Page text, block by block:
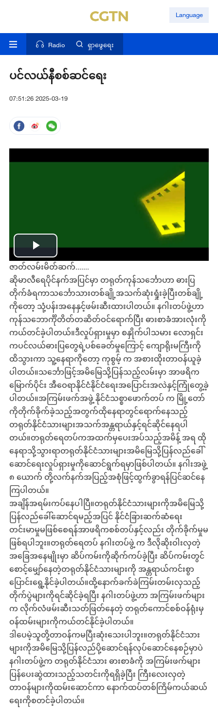
Language
Radio ရှာဖွေရေး
ပင်လယ်နီစစ်ဆင်ရေး
07:51:26 2025-03-19
Play
Video
ဇာတ်လမ်းမိတ်ဆက်.......
ဆိုမာလီရေပိုင်နက်အပြင်မှာ တရုတ်ကုန်သင်္ဘောဟာ ဓားပြ
တိုက်ခံရကာသင်္ဘောသားတစ်ချို့အသက်ဆုံးရှုံးခဲ့ပြီးတစ်ချို့
ကိုတော့ သုံ့ပန်းအနေနှင့်ဖမ်းဆီးထားပါတယ်။ နဂါးတပ်ဖွဲ့ဟာ
ကုန်သဘောင်္ကိုတိတ်တဆိတ်ဝင်ရောက်ပြီး ဓားစာခံအားလုံးကို
ကယ်တင်ခဲ့ပါတယ်။ဒီလှုပ်ရှားမှုမှာ စနှိုက်ပါသမား လောရှင်း
ကပင်လယ်ဓားပြတွေရဲ့ပစ်ခေတ်မှုကြောင့် ကျောရိုးမကြီးကို
ထိသွားကာ သူ့နေရာကိုတော့ ကုစွမ့် က အစားထိုးတာဝန်ယူခဲ့
ပါတယ်။သင်္ဘောဖြင့်အမိမြေသို့ပြန်သည့်လမ်းမှာ အာဖရိက
မြောက်ပိုင်း အီဝေရာနိုင်ငံနိုင်ငံရေးအပြောင်းအလဲနှင့်ကြုံတွေ့ခဲ့
ပါတယ်။အကြမ်းဖက်အဖွဲ့ နိုင်ငံသစ္စာဖောက်တပ် က မြို့တော်
ကိုတိုက်ခိုက်ခဲ့သည့်အတွက်ထိုနေရာတွင်ရောက်နေသည့်
တရုတ်နိုင်ငံသားများအသက်အန္တရာယ်နှင့်ရင်ဆိုင်နေရပါ
တယ်။တရုတ်ရေတပ်ကအထက်မှပေးအပ်သည့်အမိန့် အရ ထို
နေရာသို့သွားရာတရုတ်နိုင်ငံသားများအမိမြေသို့ပြန်လည်ခေါ်
ဆောင်ရေးလှုပ်ရှားမှုကိုဆောင်ရွက်ရမှာဖြစ်ပါတယ်။ နဂါးအဖွဲ့
၈ ယောက် တို့လက်နက်အပြည့်အစုံဖြင့်ထွက်ခွာရန်ပြင်ဆင်နေ
ကြပါတယ်။
အချိန်အရမ်းကပ်နေပါပြီ။တရုတ်နိုင်ငံသားများကိုအမိမြေသို့
ပြန်လည်ခေါ်ဆောင်ရမည့်အပြင် နိုင်ငံခြားဆက်ဆံရေး
တင်းမာမှုမဖြစ်စေရန်အာဖရိကစစ်တပ်နှင့်လည်း တိုက်ခိုက်မှုမ
ဖြစ်ရပါဘူး။တရုတ်ရေတပ် နဂါးတပ်ဖွဲ့ က ဒီလိုဆိုးဝါးလှတဲ့
အခြေအနေမျိုးမှာ ဆိပ်ကမ်းကိုဆိုက်ကပ်ခဲ့ပြီး ဆိပ်ကမ်းတွင်
စောင့်မျှော်နေတဲ့တရုတ်နိုင်ငံသားများကို အန္တရာယ်ကင်းစွာ
ပြောင်းရွေ့နိုင်ခဲ့ပါတယ်။ထို့နောက်ခက်ခဲကြမ်းတမ်းလှသည့်
တိုက်ပွဲများကိုရင်ဆိုင်ခဲ့ရပြီး နဂါးတပ်ဖွဲ့ဟာ အကြမ်းဖက်များ
က လိုက်လံဖမ်းဆီးသတ်ဖြတ်နေတဲ့ တရုတ်ကောင်စစ်ဝန်ရုံးမှ
ဝန်ထမ်းများကိုကယ်တင်နိုင်ခဲ့ပါတယ်။
ဒါပေမဲ့သူတို့တာဝန်ကမပြီးဆုံးသေးပါဘူး။တရုတ်နိုင်ငံသား
များကိုအမိမြေသို့ပြန်လည်ပို့ဆောင်ရန်လုပ်ဆောင်နေစဉ်မှာပဲ
နဂါးတပ်ဖွဲ့က တရုတ်နိုင်ငံသား ဓားစာခံကို အကြမ်းဖက်များ
ပြန်ပေးဆွဲထားသည့်သတင်းကိုရရှိခဲ့ပြီး ကြီးလေးလှတဲ့
တာဝန်များကိုထမ်းဆောင်ကာ နောက်ထပ်တစ်ကြိမ်ကယ်ဆယ်
ရေးကိုစတင်ခဲ့ပါတယ်။